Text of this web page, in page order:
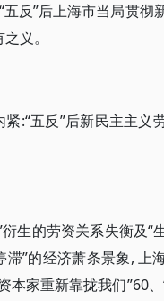
五反”后上海市当局贯彻
义。
紧:“五反”后新民主主义
衍生的劳资关系失衡及“
滞”的经济萧条景象, 上
本家重新靠拢我们”60